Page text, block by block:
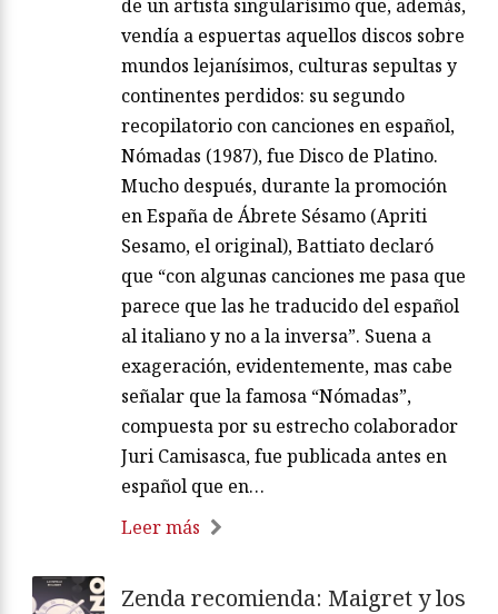
de un artista singularísimo que, además,
vendía a espuertas aquellos discos sobre
mundos lejanísimos, culturas sepultas y
continentes perdidos: su segundo
recopilatorio con canciones en español,
Nómadas (1987), fue Disco de Platino.
Mucho después, durante la promoción
en España de Ábrete Sésamo (Apriti
Sesamo, el original), Battiato declaró
que “con algunas canciones me pasa que
parece que las he traducido del español
al italiano y no a la inversa”. Suena a
exageración, evidentemente, mas cabe
señalar que la famosa “Nómadas”,
compuesta por su estrecho colaborador
Juri Camisasca, fue publicada antes en
español que en…
Leer más
Zenda recomienda: Maigret y los